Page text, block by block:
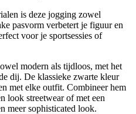
is deze jogging zowel
pasvorm verbetert je figuur en
voor je sportsessies of
modern als tijdloos, met het
dij. De klassieke zwarte kleur
met elke outfit. Combineer hem
look streetwear of met een
meer sophisticated look.